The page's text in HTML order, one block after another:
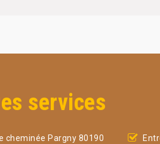
services
cheminée Pargny 80190